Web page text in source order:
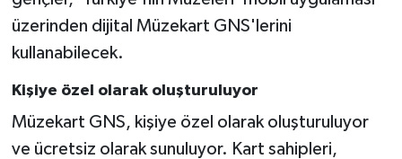
üzerinden dijital Müzekart GNS'lerini
kullanabilecek.
Kişiye özel olarak oluşturuluyor
Müzekart GNS, kişiye özel olarak oluşturuluyor
ve ücretsiz olarak sunuluyor. Kart sahipleri,